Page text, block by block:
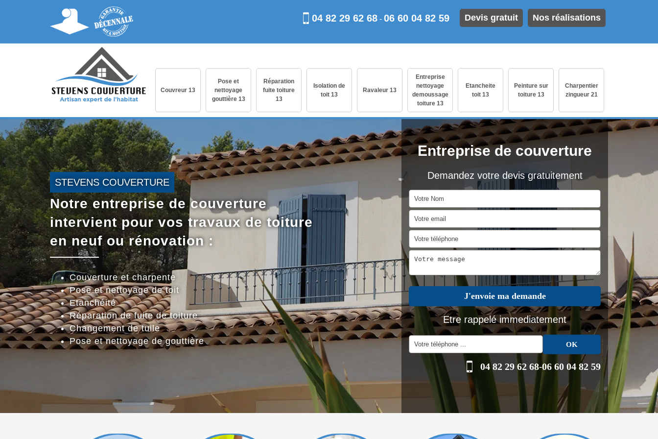
Devis gratuit Nos réalisations
04 82 29 62 68 - 06 60 04 82 59
Couvreur 13
Pose et
nettoyage
gouttière 13
Réparation
fuite toiture
13
Isolation de
toit 13
Ravaleur 13
Entreprise
nettoyage
demoussage
toiture 13
Etancheite
toit 13
Peinture sur
toiture 13
Charpentier
zingueur 21
Entreprise de couverture
Demandez votre devis gratuitement
Etre rappelé immediatement
04 82 29 62 68-06 60 04 82 59
STEVENS COUVERTURE
Notre entreprise de couverture
intervient pour vos travaux de toiture
en neuf ou rénovation :
Couverture et charpente
Pose et nettoyage de toit
Etanchéité
Réparation de fuite de toiture
Changement de tuile
Pose et nettoyage de gouttière